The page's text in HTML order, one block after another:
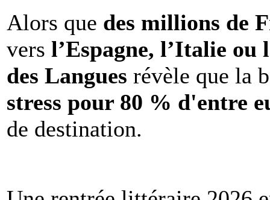
Alors que des millions de
vers l’Espagne, l’Italie ou
des Langues révèle que la
stress pour 80 % d'entre
de destination.